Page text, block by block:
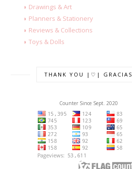
◗ Drawings & Art
◗ Planners & Stationery
◗ Reviews & Collections
◗ Toys & Dolls
THANK YOU |♡| GRACIAS
Counter Since Sept. 2020